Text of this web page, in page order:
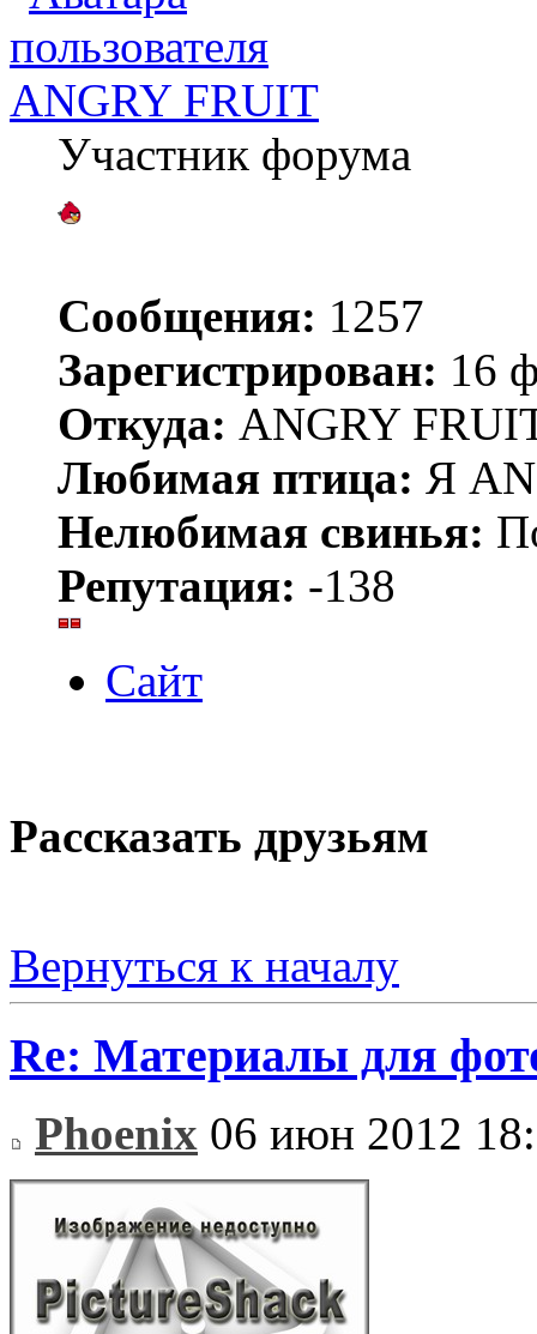
ANGRY FRUIT
Участник форума
Сообщения: 1257
Зарегистрирован: 16
Откуда: ANGRY
Любимая птица: Я
Нелюбимая свинья:
Репутация: -138
Сайт
Рассказать друзьям
Вернуться к началу
Re: Материалы для
Phoenix 06 июн 2012